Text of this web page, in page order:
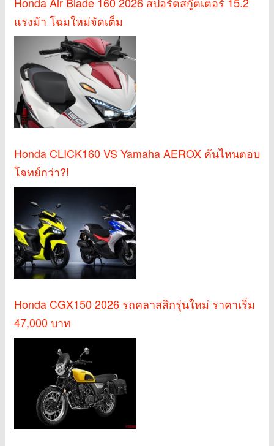
แรงม้า โฉมใหม่จัดเต็ม
Honda CLICK160 VS Yamaha AEROX คันไหนตอบ
โจทย์กว่า?!
Honda CGX150 2026 รถคลาสสิกรุ่นใหม่ ราคาเริ่ม
47,000 บาท